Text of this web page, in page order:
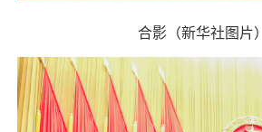
合影（新华社图片）